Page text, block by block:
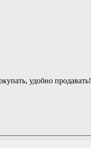
удобно продавать!